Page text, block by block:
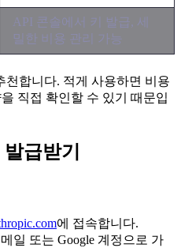
API 콘솔에서 키 발급, 세
밀한 비용 관리 가능
천합니다. 적게 사용하면 비용
직접 확인할 수 있기 때문입
급받기
에 접속합니다.
일 또는 Google 계정으로 가